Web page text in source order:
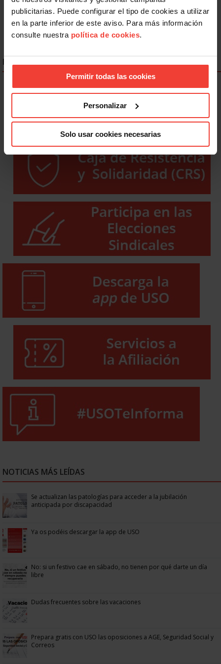
publicitarias. Puede configurar el tipo de cookies a utilizar
en la parte inferior de este aviso. Para más información
consulte nuestra política de cookies.
Permitir todas las cookies
Personalizar
Solo usar cookies necesarias
8
9 Siguiente Último »
ENLACES DESTACADOS
NOTICIAS MÁS LEÍDAS
Se actualizan las patologías para acceder a la jubilación
anticipada por discapacidad
Ya os podéis descargar la app de USO
No: si un festivo cae en sábado, no tienen por qué darte un día
libre
Dudas frecuentes sobre las vacaciones
Prepara gratis con USO las oposiciones a AGE, Seguridad Social y
Correos